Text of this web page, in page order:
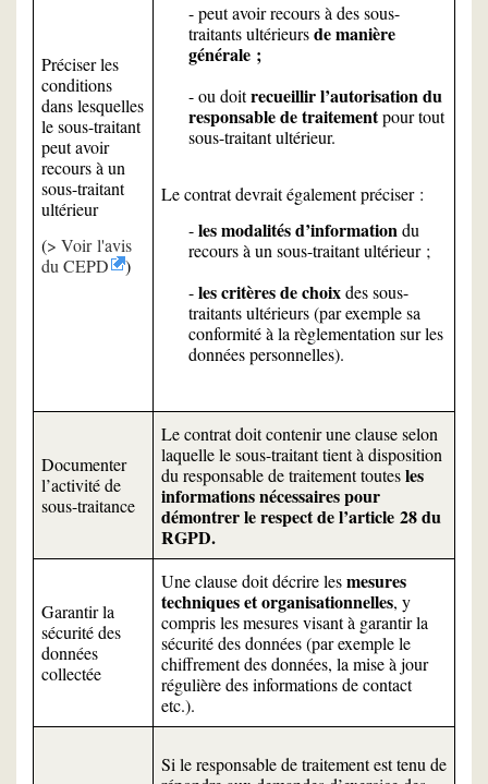
Préciser les
conditions
dans lesquelles
le sous-traitant
peut avoir
recours à un
sous-traitant
ultérieur
(
Voir l'avis
du CEPD
)
- peut avoir recours à des sous-
traitants ultérieursde manière
générale ;
- ou doitrecueillir l’autorisation du
responsable de traitementpour tout
sous-traitant ultérieur.
Le contrat devrait également préciser :
-les modalités d’informationdu
recours à un sous-traitant ultérieur ;
-les critères de choixdes sous-
traitants ultérieurs (par exemple sa
conformité à la règlementation sur les
données personnelles).
Documenter
l’activité de
sous-traitance
Le contrat doit contenir une clause selon
laquelle le sous-traitant tient à disposition
du responsable de traitement toutesles
informations nécessaires pour
démontrer le respect de l’article 28 du
RGPD.
Garantir la
sécurité des
données
collectée
Une clause doit décrire lesmesures
techniques et organisationnelles, y
compris les mesures visant à garantir la
sécurité des données (par exemple le
chiffrement des données, la mise à jour
régulière des informations de contact
etc.).
Si le responsable de traitement est tenu de